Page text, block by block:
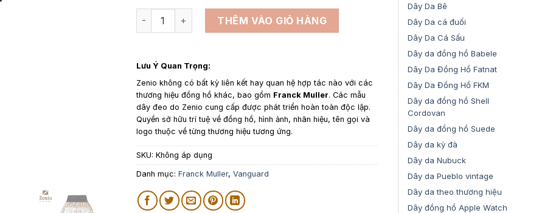
Dây da đồng hồ thay thế cho Frank Muller Vanguard V32 - Da cá sấu Alligator màu Đen số
THÊM VÀO GIỎ HÀNG
Lưu Ý Quan Trọng:
Zenio không có bất kỳ liên kết hay quan hệ hợp tác nào với các
thương hiệu đồng hồ khác, bao gồm Franck Muller. Các mẫu
dây đeo do Zenio cung cấp được phát triển hoàn toàn độc lập.
Quyền sở hữu trí tuệ về đồng hồ, hình ảnh, nhãn hiệu, tên gọi và
logo thuộc về từng thương hiệu tương ứng.
SKU: Không áp dụng
Danh mục: Franck Muller, Vanguard
Dây Da Bê
Dây Da cá đuối
Dây Da Cá Sấu
Dây da đồng hồ Babele
Dây Da Đồng Hồ Fatnat
Dây Da Đồng Hồ FKM
Dây da đồng hồ Shell
Cordovan
Dây da đồng hồ Suede
Dây da kỳ đà
Dây da Nubuck
Dây da Pueblo vintage
Dây da theo thương hiệu
Dây đồng hồ Apple Watch